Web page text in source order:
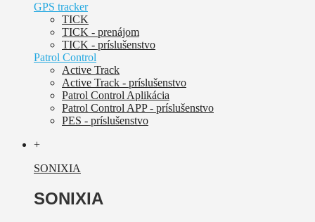
GPS tracker
TICK
TICK - prenájom
TICK - príslušenstvo
Patrol Control
Active Track
Active Track - príslušenstvo
Patrol Control Aplikácia
Patrol Control APP - príslušenstvo
PES - príslušenstvo
+
SONIXIA
SONIXIA